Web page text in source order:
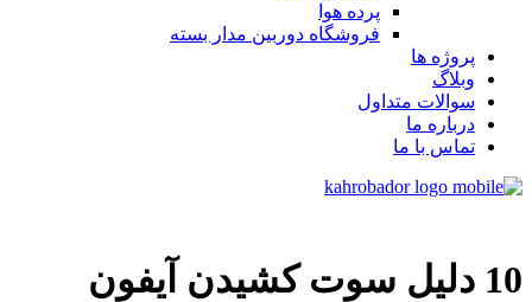
پرده هوا
فروشگاه دوربین مدار بسته
پروژه ها
وبلاگ
سوالات متداول
درباره ما
تماس با ما
10 دلیل سوت کشیدن آیفون